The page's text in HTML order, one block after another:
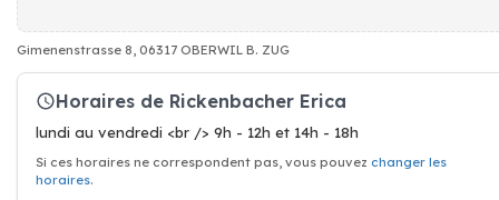
Gimenenstrasse 8, 06317 OBERWIL B. ZUG
Horaires de Rickenbacher Erica
lundi au vendredi <br /> 9h - 12h et 14h - 18h
Si ces horaires ne correspondent pas, vous pouvez changer les
horaires.